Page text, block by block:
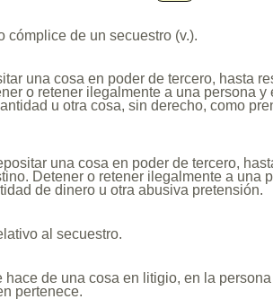
cómplice de un secuestro (v.).
una cosa en poder de tercero, hasta
o retener ilegalmente a una persona y
u otra cosa, sin derecho, como
una cosa en poder de tercero,
Detener o retener ilegalmente a una
de dinero u otra abusiva pretensión.
al secuestro.
hace de una cosa en litigio, en la
pertenece.